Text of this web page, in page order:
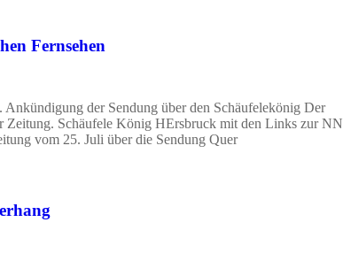
Fernsehen
der Sendung über den Schäufelekönig Der
Schäufele König HErsbruck mit den Links zur NN
vom 25. Juli über die Sendung Quer